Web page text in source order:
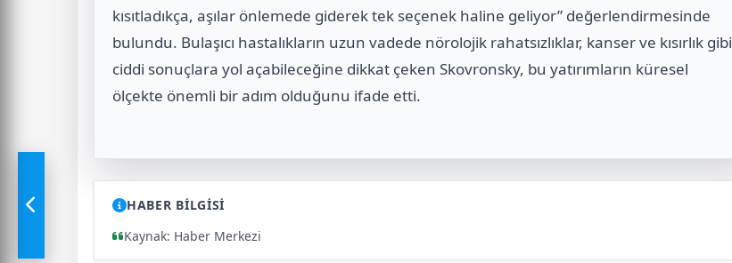
kısıtladıkça, aşılar önlemede giderek tek seçenek haline geliyor” değerlendirmesinde
bulundu. Bulaşıcı hastalıkların uzun vadede nörolojik rahatsızlıklar, kanser ve kısırlık gibi
ciddi sonuçlara yol açabileceğine dikkat çeken Skovronsky, bu yatırımların küresel
ölçekte önemli bir adım olduğunu ifade etti.
HABER BİLGİSİ
Kaynak: Haber Merkezi